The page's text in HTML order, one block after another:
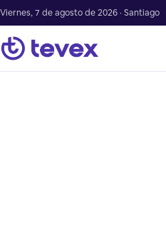
Viernes, 7 de agosto de 2026 · Santiago